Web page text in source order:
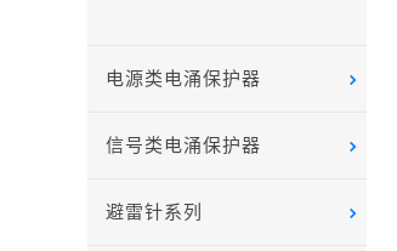
电源类电涌保护器
信号类电涌保护器
避雷针系列